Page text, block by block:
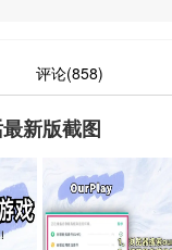
评论(858)
新版截图